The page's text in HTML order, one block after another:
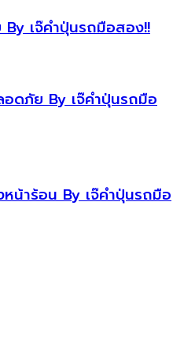
เจ๊คำปุ่นรถมือสอง!!
อดภัย By เจ๊คำปุ่นรถมือ
น้าร้อน By เจ๊คำปุ่นรถมือ